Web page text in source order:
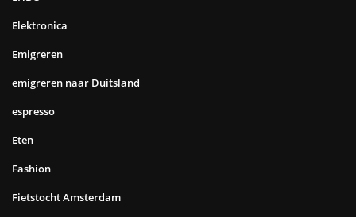
Elektronica
Emigreren
emigreren naar Duitsland
espresso
Eten
Fashion
Fietstocht Amsterdam